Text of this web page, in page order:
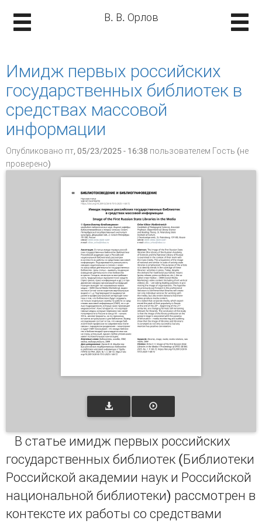
В. В. Орлов
Имидж первых российских
государственных библиотек в
средствах массовой
информации
Опубликовано пт, 05/23/2025 - 16:38 пользователем Гость (не
проверено)
В статье имидж первых российских
государственных библиотек (Библиотеки
Российской академии наук и Российской
национальной библиотеки) рассмотрен в
контексте их работы со средствами